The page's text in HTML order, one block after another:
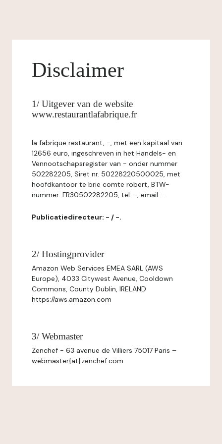
Disclaimer
1/ Uitgever van de website
www.restaurantlafabrique.fr
la fabrique restaurant, -, met een kapitaal van
12656 euro, ingeschreven in het Handels- en
Vennootschapsregister van - onder nummer
502282205, Siret nr. 50228220500025, met
hoofdkantoor te brie comte robert, BTW-
nummer: FR30502282205, tel: -, email: -
Publicatiedirecteur: - / -.
2/ Hostingprovider
Amazon Web Services EMEA SARL (AWS
Europe), 4033 Citywest Avenue, Cooldown
Commons, County Dublin, IRELAND
https://aws.amazon.com
3/ Webmaster
Zenchef - 63 avenue de Villiers 75017 Paris –
webmaster{at}zenchef.com